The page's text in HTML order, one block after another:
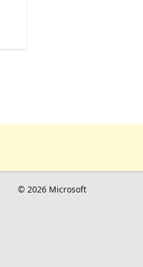
© 2026 Microsoft